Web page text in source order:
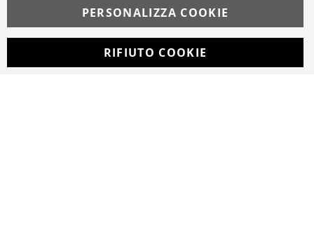
© Copyright MAV Arreda s.r.l. | P.IVA IT05919160969
Via Galileo Galilei, 14 | Milano
PERSONALIZZA COOKIE
RIFIUTO COOKIE